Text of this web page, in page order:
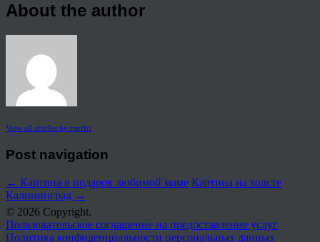
About the author
View all articles by rauffri
Post navigation
← Картина в подарок любимой маме Картина на холсте
Калининград →
© 2026 Copyright.
Пользовательское соглашение на предоставление услуг
Политика конфиденциальности персональных данных